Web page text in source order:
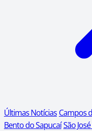
Últimas Notícias Campos
Bento do SapucaíSão